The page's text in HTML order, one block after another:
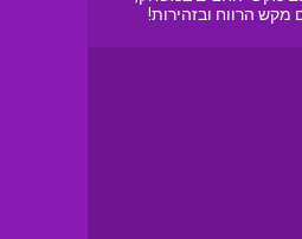
מקש הרווח ובזהירות!